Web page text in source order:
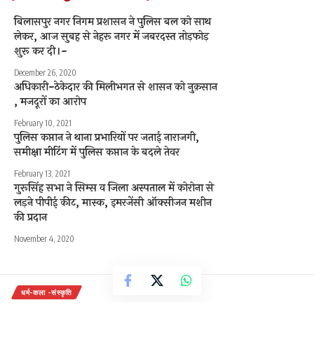
बिलासपुर नगर निगम प्रशासन ने पुलिस बल को साथ
लेकर, आज सुबह से नेहरू नगर में जबरदस्त तोड़फोड़
शुरू कर दी।-
December 26, 2020
अधिकारी-ठेकेदार की मिलीभगत से शासन को नुक़सान
, मजदूरों का आरोप
February 10, 2021
पुलिस कप्तान ने थाना प्रभारियों पर जताई नाराजगी,
समीक्षा मीटिंग में पुलिस कप्तान के बदले तेवर
February 13, 2021
गुरूसिंह सभा ने सिम्स व जिला अस्पताल में कोरोना से
लड़ने पीपीई कीट, मास्क, इमरजेंसी ऑक्सीजन मशीन
की प्रदान
November 4, 2020
धर्म-कला -संस्कृति